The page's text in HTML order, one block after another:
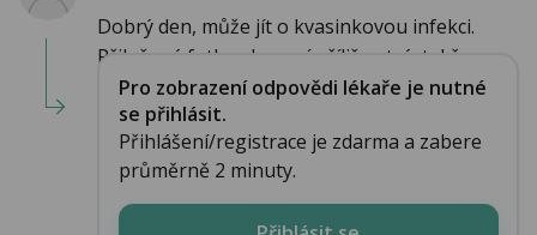
Dobrý den, může jít o kvasinkovou infekci.
Přiložená fotka ale není příliš ostrá, takže...
Pro zobrazení odpovědi lékaře je nutné
se přihlásit.
Přihlášení/registrace je zdarma a zabere
průměrně 2 minuty.